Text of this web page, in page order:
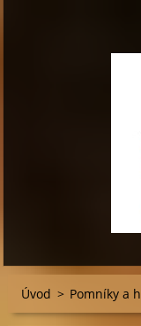
Úvod > Pomníky a